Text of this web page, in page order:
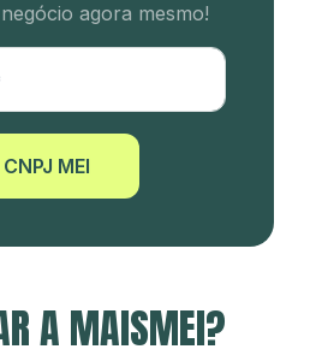
agora mesmo!
MEI
A MAISMEI?